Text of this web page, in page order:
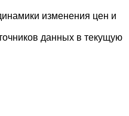
изменения цен и
данных в текущую